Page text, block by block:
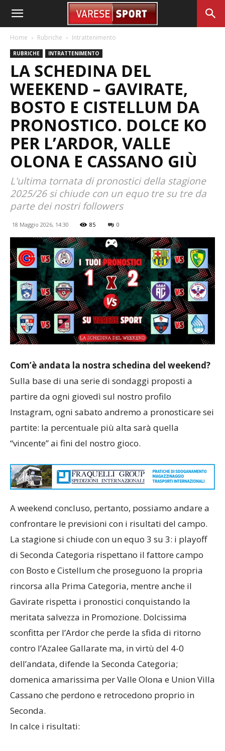
Home Rubriche Intrattenimento
RUBRICHE INTRATTENIMENTO
LA SCHEDINA DEL
WEEKEND – GAVIRATE,
BOSTO E CISTELLUM DA
PRONOSTICO. DOLCE KO
PER L’ARDOR, VALLE
OLONA E CASSANO GIÙ
L'ultima tornata di pronostici della stagione
2025/26 si chiude con un equo tre su tre da
parte dei nostri followers
18 Maggio 2026, 14:30 85 0
Com’è andata la nostra schedina del weekend?
Sulla base di una serie di sondaggi proposti a
partire da ogni giovedì sul nostro profilo
Instagram, ogni sabato andremo a pronosticare sei
partite: la percentuale più alta sarà quella
“vincente” ai fini del nostro gioco.
A weekend concluso, pertanto, possiamo andare a
confrontare le previsioni con i risultati del campo.
La stagione si chiude con un equo 3 su 3: i playoff
di Seconda Categoria rispettano il fattore campo
con Bosto e Cistellum che proseguono la propria
rincorsa alla Prima Categoria, mentre anche il
Gavirate rispetta i pronostici conquistando la
meritata salvezza in Promozione. Dolcissima
sconfitta per l’Ardor che perde la sfida di ritorno
contro l’Azalee Gallarate ma, in virtù del 4-0
dell’andata, difende la Seconda Categoria;
domenica amarissima per Valle Olona e Union Villa
Cassano che perdono e retrocedono proprio in
Seconda.
In calce i risultati: